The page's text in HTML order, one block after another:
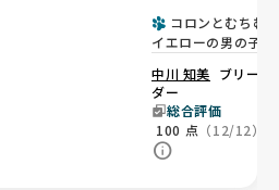
コロンとむちむち
イエローの男の子🐶
中川 知美 ブリー
ダー
総合評価
100 点 （12/12）